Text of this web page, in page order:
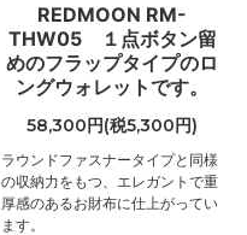
REDMOON RM-
THW05 １点ボタン留
めのフラップタイプのロ
ングウォレットです。
58,300円(税5,300円)
ラウンドファスナータイプと同様
の収納力をもつ、エレガントで重
厚感のあるお財布に仕上がってい
ます。